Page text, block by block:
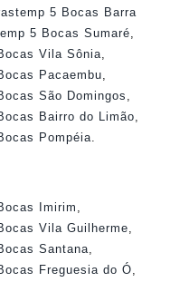
5 Bocas Barra
5 Bocas Sumaré,
Vila Sônia,
Pacaembu,
São Domingos ,
Bairro do Limão,
Pompéia.
Imirim
Vila Guilherme
Santana
Freguesia do Ó